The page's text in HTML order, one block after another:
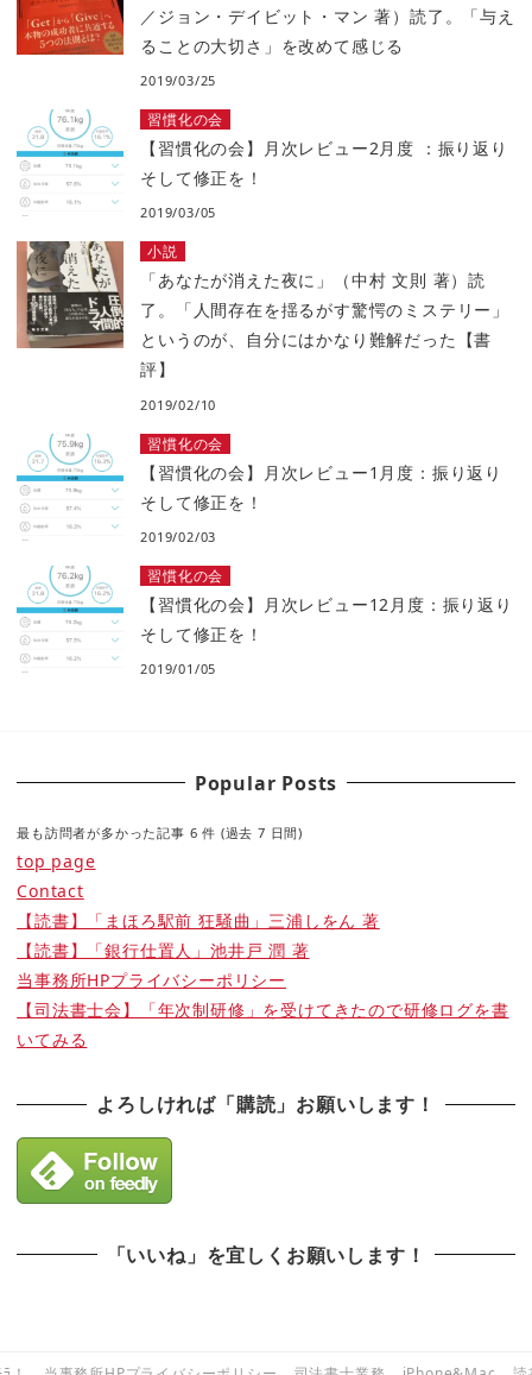
／ジョン・デイビット・マン 著）読了。「与え
ることの大切さ」を改めて感じる
2019/03/25
習慣化の会
【習慣化の会】月次レビュー2月度 ：振り返り
そして修正を！
2019/03/05
小説
「あなたが消えた夜に」（中村 文則 著）読
了。「人間存在を揺るがす驚愕のミステリー」
というのが、自分にはかなり難解だった【書
評】
2019/02/10
習慣化の会
【習慣化の会】月次レビュー1月度：振り返り
そして修正を！
2019/02/03
習慣化の会
【習慣化の会】月次レビュー12月度：振り返り
そして修正を！
2019/01/05
Popular Posts
最も訪問者が多かった記事 6 件 (過去 7 日間)
top page
Contact
【読書】「まほろ駅前 狂騒曲」三浦しをん 著
【読書】「銀行仕置人」池井戸 潤 著
当事務所HPプライバシーポリシー
【司法書士会】「年次制研修」を受けてきたので研修ログを書
いてみる
よろしければ「購読」お願いします！
「いいね」を宜しくお願いします！